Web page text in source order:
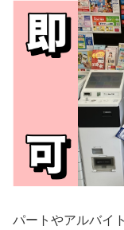
パートやアルバイ